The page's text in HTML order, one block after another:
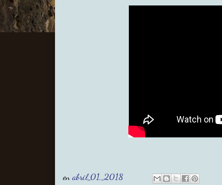
enabril 01, 2018